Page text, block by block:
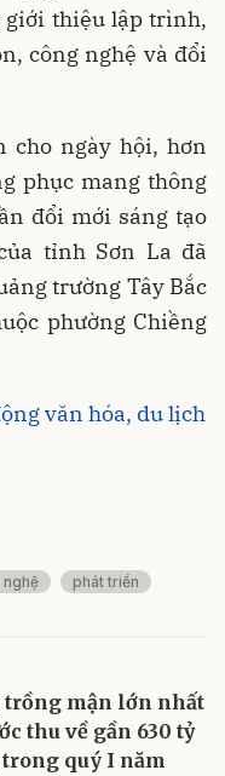
giới thiệu lập trình,
công nghệ và đổi
cho ngày hội, hơn
phục mang thông
đổi mới sáng tạo
tỉnh Sơn La đã
trường Tây Bắc
phường Chiềng
văn hóa, du lịch
nghệ phát triển
trồng mận lớn nhất
thu về gần 630 tỷ
quý I năm